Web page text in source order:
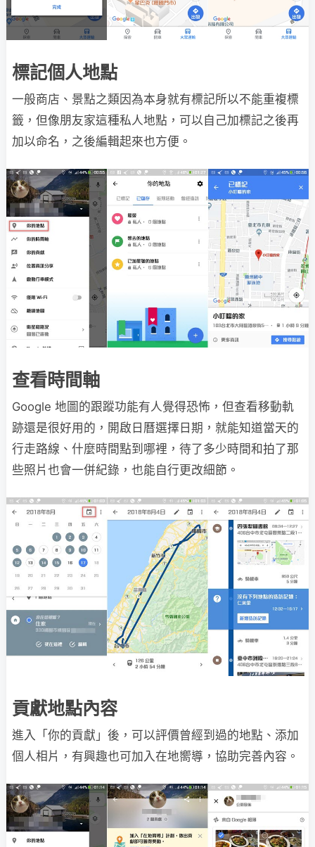
標記個人地點
一般商店、景點之類因為本身就有標記所以不能重複標
籤，但像朋友家這種私人地點，可以自己加標記之後再
加以命名，之後編輯起來也方便。
查看時間軸
Google 地圖的跟蹤功能有人覺得恐怖，但查看移動軌
跡還是很好用的，開啟日曆選擇日期，就能知道當天的
行走路線、什麼時間點到哪裡，待了多少時間和拍了那
些照片也會一併紀錄，也能自行更改細節。
貢獻地點內容
進入「你的貢獻」後，可以評價曾經到過的地點、添加
個人相片，有興趣也可加入在地嚮導，協助完善內容。